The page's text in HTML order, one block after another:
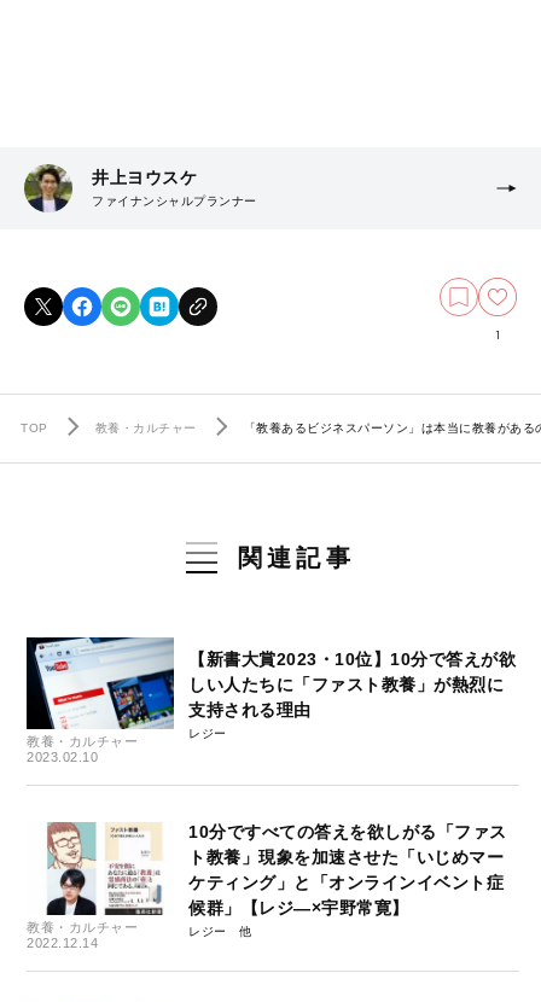
井上ヨウスケ
ファイナンシャルプランナー
1
TOP 教養・カルチャー 「教養あるビジネスパーソン」は本当に教養があ
関連記事
教養・カルチャー
2023.02.10
【新書大賞2023・10位】10分で答えが欲
しい人たちに「ファスト教養」が熱烈に
支持される理由
レジー
教養・カルチャー
2022.12.14
10分ですべての答えを欲しがる「ファス
ト教養」現象を加速させた「いじめマー
ケティング」と「オンラインイベント症
候群」【レジ―×宇野常寛】
レジー